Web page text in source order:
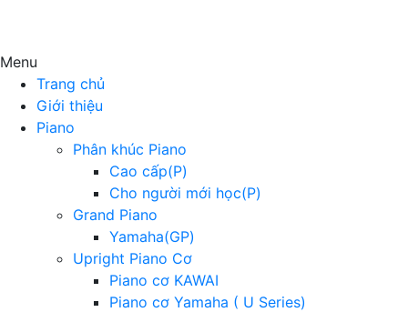
Menu
Trang chủ
Giới thiệu
Piano
Phân khúc Piano
Cao cấp(P)
Cho người mới học(P)
Grand Piano
Yamaha(GP)
Upright Piano Cơ
Piano cơ KAWAI
Piano cơ Yamaha ( U Series)